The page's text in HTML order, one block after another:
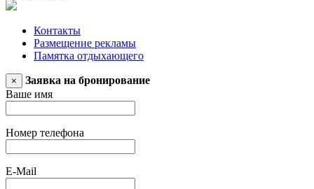
Контакты
Размещение рекламы
Памятка отдыхающего
×
Заявка на бронирование
Ваше имя
Номер телефона
E-Mail